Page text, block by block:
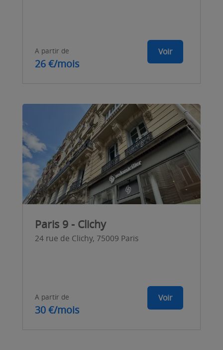
A partir de
26 €/mois
Voir
Paris 9 - Clichy
24 rue de Clichy, 75009 Paris
A partir de
30 €/mois
Voir